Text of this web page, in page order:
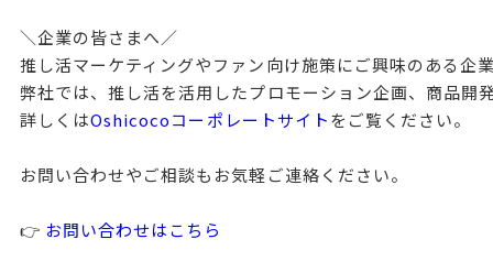
＼企業の皆さまへ／
推し活マーケティングやファン向け施策にご興味のある企
弊社では、推し活を活用したプロモーション企画、商品開
詳しくはOshicocoコーポレートサイトをご覧ください。
お問い合わせやご相談もお気軽ご連絡ください。
👉 お問い合わせはこちら